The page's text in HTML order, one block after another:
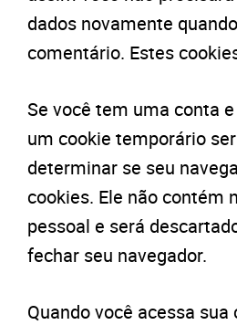
dados novamente
comentário. Estes
Se você tem uma conta
um cookie temporário
determinar se seu
cookies. Ele não contém
pessoal e será
fechar seu navegador.
Quando você acessa sua